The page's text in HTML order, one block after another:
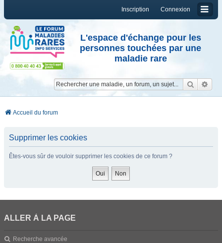
Connexion
Inscription
L'espace d'échange pour les
personnes touchées par une
maladie rare
Accueil du forum
Supprimer les cookies
Êtes-vous sûr de vouloir supprimer les cookies de ce forum ?
ALLER À LA PAGE
Recherche avancée